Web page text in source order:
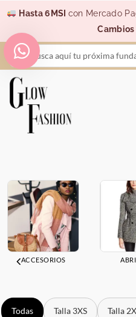
contenido
Hasta 6MSI con Mercado
Search
...
ACCESORIOS
Todas Talla 3XS Talla